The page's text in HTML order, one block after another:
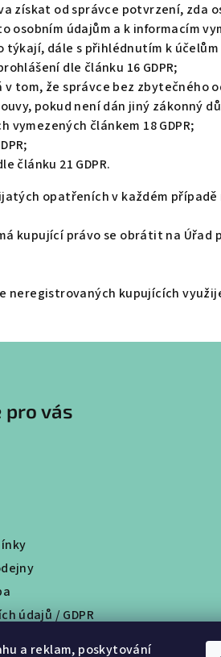
a reklam, poskytování
získat od správce potvrzení, zda
údajům a k informacím
dále s přihlédnutím k
dle článku 16 GDPR;
tom, že správce bez zbytečného
pokud není dán jiný zákonný
článkem 18 GDPR;
článku 21 GDPR.
opatřeních v každém
kupující právo se obrátit na
neregistrovaných kupujících
vás
údajů / GDPR